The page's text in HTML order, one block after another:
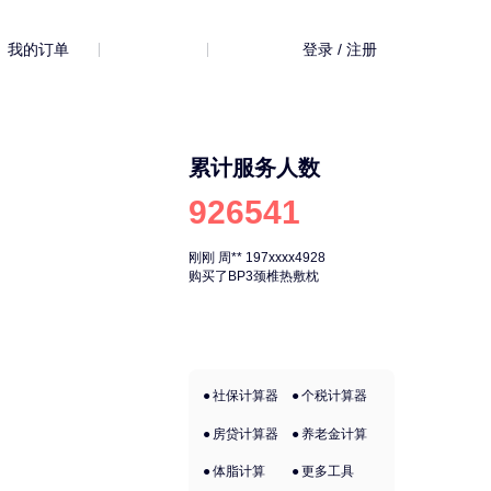
订单 登录 / 注册
累计服务人数
926541
刚刚 周** 197xxxx4928
购买了BP3颈椎热敷枕
社保计算器 个税计算器
房贷计算器 养老金计算
体脂计算 更多工具